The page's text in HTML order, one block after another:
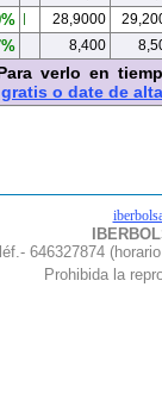
28,9000
8,400
verlo en
o date de
646327874
Prohibida la